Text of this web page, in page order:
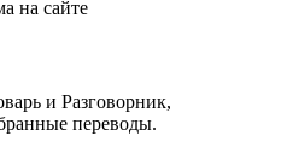
на сайте
и Разговорник,
переводы.